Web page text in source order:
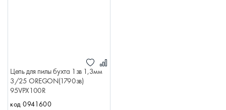
Цепь для пилы бухта 1зв 1,3мм
3/25 OREGON(1790зв)
95VPX100R
код 0941600